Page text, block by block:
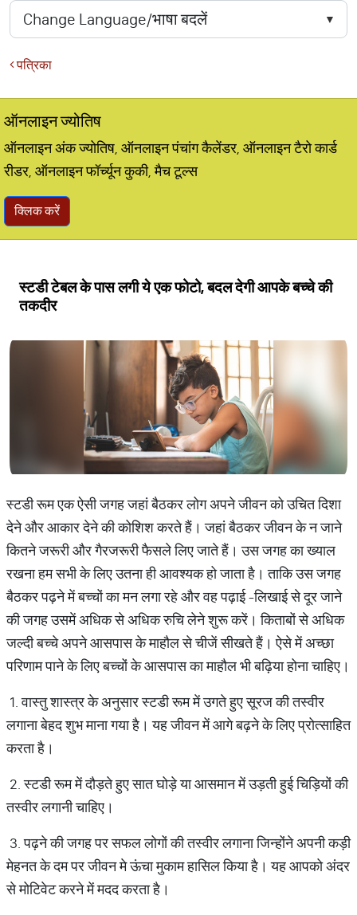
पत्रिका
ऑनलाइन ज्योतिष
ऑनलाइन अंक ज्योतिष, ऑनलाइन पंचांग कैलेंडर, ऑनलाइन टैरो कार्ड
रीडर, ऑनलाइन फॉर्च्यून कुकी, मैच टूल्स
क्लिक करें
स्टडी टेबल के पास लगी ये एक फोटो, बदल देगी आपके बच्चे की
तकदीर
स्टडी रूम एक ऐसी जगह जहां बैठकर लोग अपने जीवन को उचित दिशा
देने और आकार देने की कोशिश करते हैं। जहां बैठकर जीवन के न जाने
कितने जरूरी और गैरजरूरी फैसले लिए जाते हैं। उस जगह का ख्याल
रखना हम सभी के लिए उतना ही आवश्यक हो जाता है। ताकि उस जगह
बैठकर पढ़ने में बच्चों का मन लगा रहे और वह पढ़ाई -लिखाई से दूर जाने
की जगह उसमें अधिक से अधिक रुचि लेने शुरू करें। किताबों से अधिक
जल्दी बच्चे अपने आसपास के माहौल से चीजें सीखते हैं। ऐसे में अच्छा
परिणाम पाने के लिए बच्चों के आसपास का माहौल भी बढ़िया होना चाहिए।
1. वास्तु शास्त्र के अनुसार स्टडी रूम में उगते हुए सूरज की तस्वीर
लगाना बेहद शुभ माना गया है। यह जीवन में आगे बढ़ने के लिए प्रोत्साहित
करता है।
2. स्टडी रूम में दौड़ते हुए सात घोड़े या आसमान में उड़ती हुई चिड़ियों की
तस्वीर लगानी चाहिए।
3. पढ़ने की जगह पर सफल लोगों की तस्वीर लगाना जिन्होंने अपनी कड़ी
मेहनत के दम पर जीवन मे ऊंचा मुकाम हासिल किया है। यह आपको अंदर
से मोटिवेट करने में मदद करता है।